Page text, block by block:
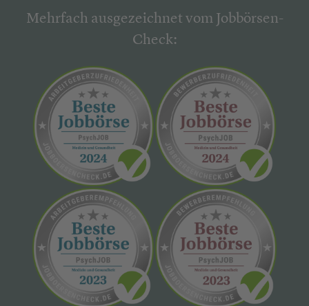
Mehrfach ausgezeichnet vom Jobbörsen-
Check: